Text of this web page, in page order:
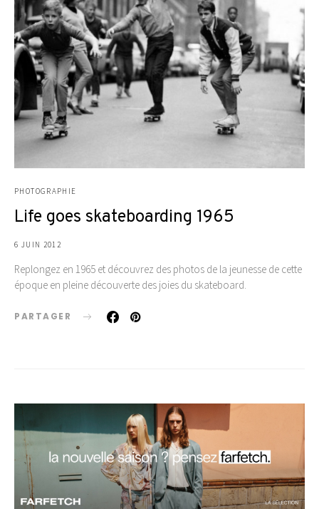
PHOTOGRAPHIE
Life goes skateboarding 1965
6 JUIN 2012
Replongez en 1965 et découvrez des photos de la jeunesse de cette
époque en pleine découverte des joies du skateboard.
PARTAGER